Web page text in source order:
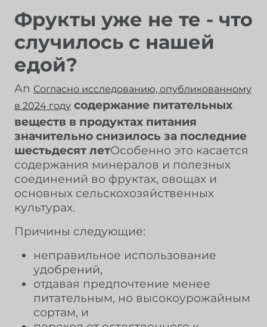
Фрукты уже не те - что
случилось с нашей
едой?
An Согласно исследованию, опубликованному
в 2024 году содержание питательных
веществ в продуктах питания
значительно снизилось за последние
шестьдесят летОсобенно это касается
содержания минералов и полезных
соединений во фруктах, овощах и
основных сельскохозяйственных
культурах.
Причины следующие:
неправильное использование
удобрений,
отдавая предпочтение менее
питательным, но высокоурожайным
сортам, и